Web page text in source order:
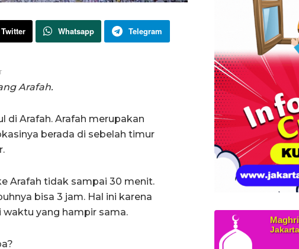
Whatsapp Telegram
Arafah.
di Arafah. Arafah merupakan
berada di sebelah timur
Arafah tidak sampai 30 menit.
bisa 3 jam. Hal ini karena
yang hampir sama.